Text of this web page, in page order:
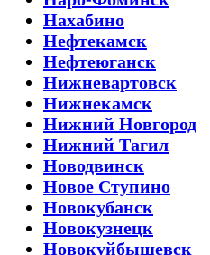
Нахабино
Нефтекамск
Нефтеюганск
Нижневартовск
Нижнекамск
Нижний Новгород
Нижний Тагил
Новодвинск
Новое Ступино
Новокубанск
Новокузнецк
Новокуйбышевск